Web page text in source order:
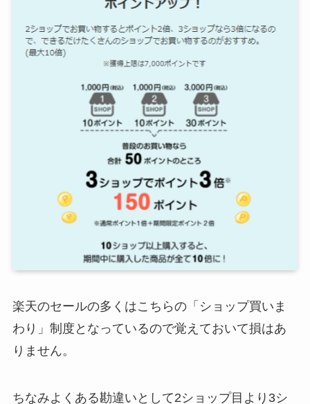
楽天のセールの多くはこちらの「ショップ買いま
わり」制度となっているので覚えておいて損はあ
りません。
ちなみよくある勘違いとして2ショップ目より3シ